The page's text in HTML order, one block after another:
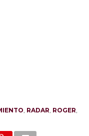
, RADAR, ROGER,